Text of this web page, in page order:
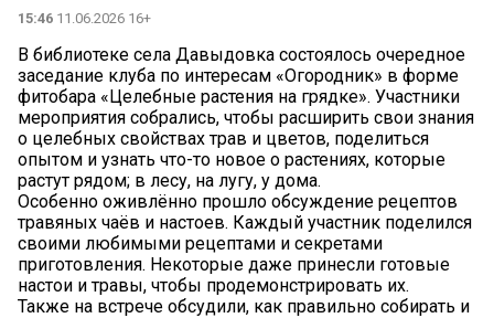
15:46 11.06.2026 16+
В библиотеке села Давыдовка состоялось очередное
заседание клуба по интересам «Огородник» в форме
фитобара «Целебные растения на грядке». Участники
мероприятия собрались, чтобы расширить свои знания
о целебных свойствах трав и цветов, поделиться
опытом и узнать что-то новое о растениях, которые
растут рядом; в лесу, на лугу, у дома.
Особенно оживлённо прошло обсуждение рецептов
травяных чаёв и настоев. Каждый участник поделился
своими любимыми рецептами и секретами
приготовления. Некоторые даже принесли готовые
настои и травы, чтобы продемонстрировать их.
Также на встрече обсудили, как правильно собирать и